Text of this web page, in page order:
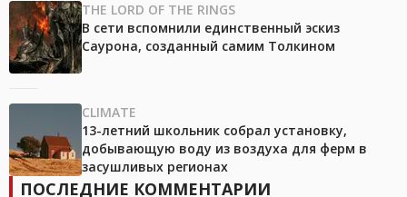
THE LORD OF THE RINGS
В сети вспомнили единственный эскиз
Саурона, созданный самим Толкином
CLIMATE
13-летний школьник собрал установку,
добывающую воду из воздуха для ферм в
засушливых регионах
ПОСЛЕДНИЕ КОММЕНТАРИИ